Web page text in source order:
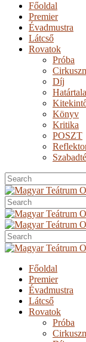
Főoldal
Premier
Évadmustra
Látcső
Rovatok
Próba
Díj
Könyv
Kritika
POSZT
Főoldal
Premier
Évadmustra
Látcső
Rovatok
Próba